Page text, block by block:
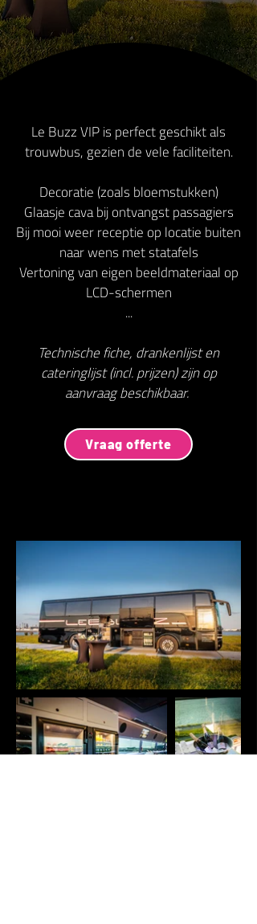
Le Buzz VIP is perfect geschikt als
trouwbus, gezien de vele faciliteiten.
Decoratie (zoals bloemstukken)
Glaasje cava bij ontvangst passagiers
Bij mooi weer receptie op locatie buiten
naar wens met statafels
Vertoning van eigen beeldmateriaal op
LCD-schermen
...
Technische fiche, drankenlijst en
cateringlijst (incl. prijzen) zijn op
aanvraag beschikbaar.
Vraag offerte